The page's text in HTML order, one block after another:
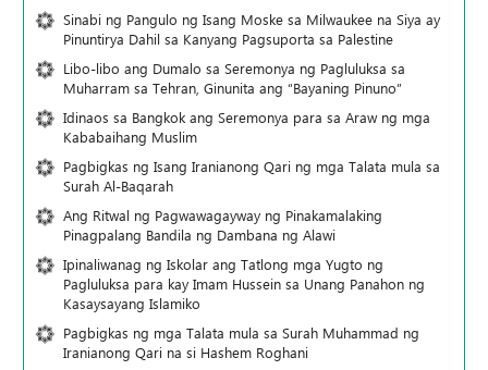
Sinabi ng Pangulo ng Isang Moske sa Milwaukee na Siya ay
Pinuntirya Dahil sa Kanyang Pagsuporta sa Palestine
Libo-libo ang Dumalo sa Seremonya ng Pagluluksa sa
Muharram sa Tehran, Ginunita ang “Bayaning Pinuno”
Idinaos sa Bangkok ang Seremonya para sa Araw ng mga
Kababaihang Muslim
Pagbigkas ng Isang Iranianong Qari ng mga Talata mula sa
Surah Al-Baqarah
Ang Ritwal ng Pagwawagayway ng Pinakamalaking
Pinagpalang Bandila ng Dambana ng Alawi
Ipinaliwanag ng Iskolar ang Tatlong mga Yugto ng
Pagluluksa para kay Imam Hussein sa Unang Panahon ng
Kasaysayang Islamiko
Pagbigkas ng mga Talata mula sa Surah Muhammad ng
Iranianong Qari na si Hashem Roghani